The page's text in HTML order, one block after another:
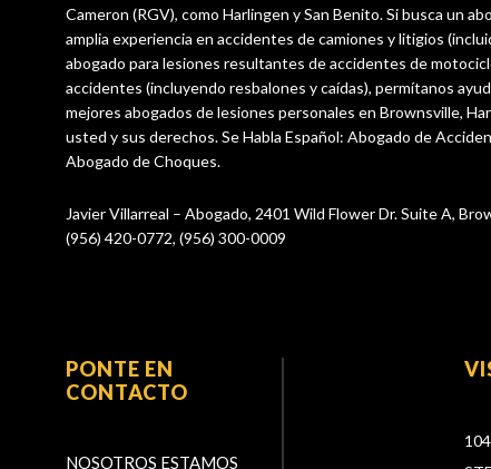
Cameron (RGV), como Harlingen y San Benito. Si busca un
amplia experiencia en accidentes de camiones y litigios
abogado para lesiones resultantes de accidentes de
accidentes (incluyendo resbalones y caídas), permítanos
mejores abogados de lesiones personales en Brownsville,
usted y sus derechos. Se Habla Español: Abogado de
Abogado de Choques.
Javier Villarreal – Abogado, 2401 Wild Flower Dr. Suite A,
(956) 420-0772, (956) 300-0009
PONTE EN
CONTACTO
NOSOTROS ESTAMOS